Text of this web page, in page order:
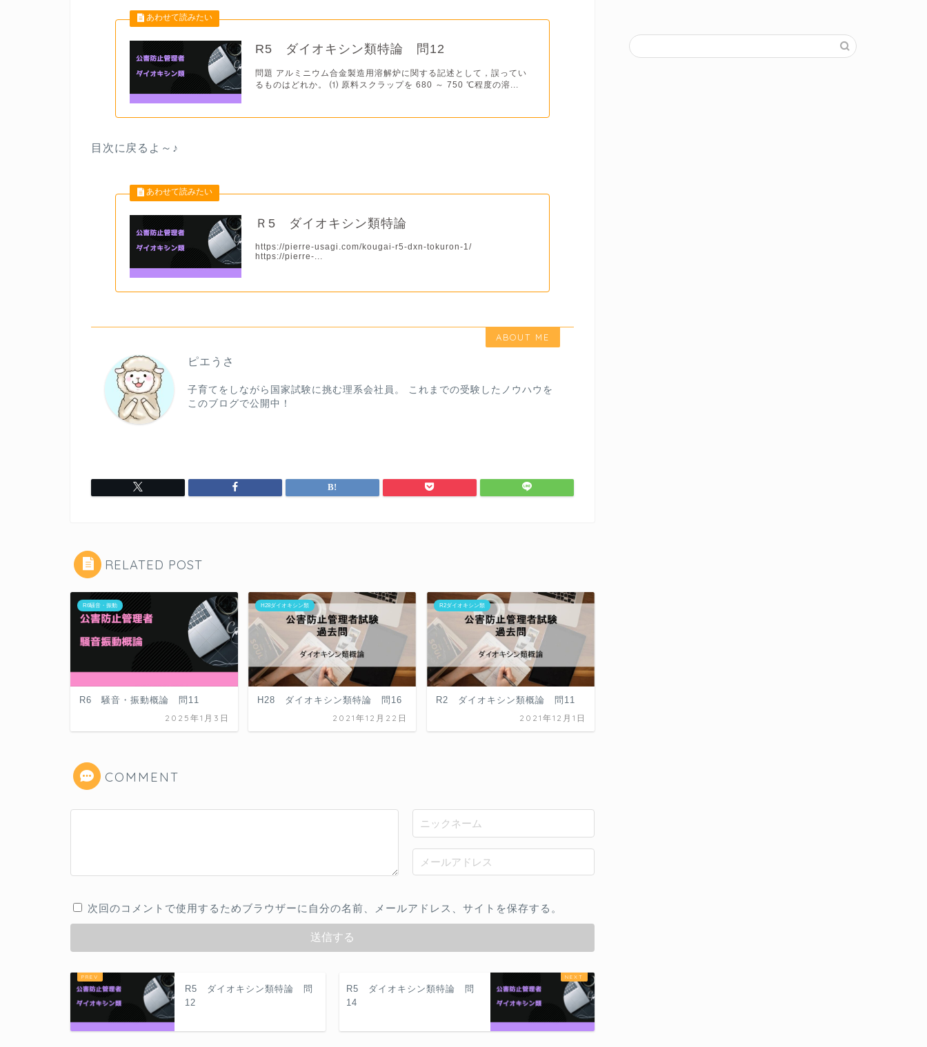
R5 ダイオキシン類特論 問12
問題 アルミニウム合金製造用溶解炉に関する記述として，誤ってい
るものはどれか。 ⑴ 原料スクラップを 680 ～ 750 ℃程度の溶...
目次に戻るよ～♪
Ｒ5 ダイオキシン類特論
https://pierre-usagi.com/kougai-r5-dxn-tokuron-1/
https://pierre-...
ABOUT ME
ピエうさ
子育てをしながら国家試験に挑む理系会社員。 これまでの受験したノウハウを
このブログで公開中！
RELATED POST
R6騒音・振動
R6 騒音・振動概論 問11
2025年1月3日
H28ダイオキシン類
H28 ダイオキシン類特論 問16
2021年12月22日
R2ダイオキシン類
R2 ダイオキシン類概論 問11
2021年12月1日
COMMENT
次回のコメントで使用するためブラウザーに自分の名前、メールアドレス、サイトを保存する。
R5 ダイオキシン類特論 問
12
R5 ダイオキシン類特論 問
14